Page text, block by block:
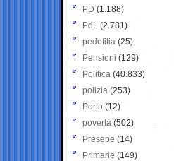
PD (1.188)
PdL (2.781)
pedofilia (25)
Pensioni (129)
Politica (40.833)
polizia (253)
Porto (12)
povertà (502)
Presepe (14)
Primarie (149)